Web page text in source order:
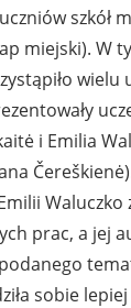
szkół
miejski). W
wielu
i Emilia
Waluczko
prac, a jej
sobie